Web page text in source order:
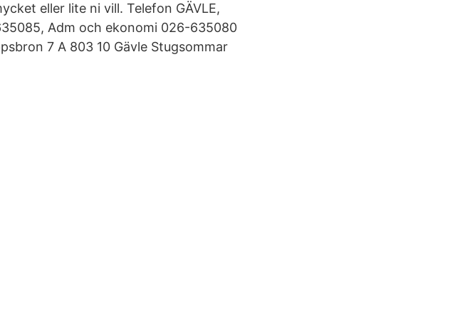
eller lite ni vill. Telefon GÄVLE,
Adm och ekonomi 026-635080
7 A 803 10 Gävle Stugsommar